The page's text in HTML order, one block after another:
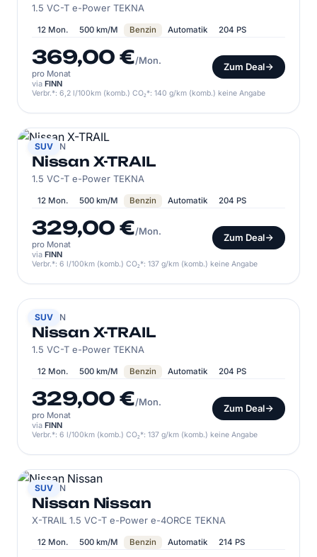
1.5 VC-T e-Power TEKNA
12 Mon. 500 km/M Benzin Automatik 204 PS
369,00 €/Mon.
pro Monat
Zum Deal
via FINN
Verbr.*: 6,2 l/100km (komb.) CO₂*: 140 g/km (komb.) keine Angabe
SUV
NISSAN
Nissan X-TRAIL
1.5 VC-T e-Power TEKNA
12 Mon. 500 km/M Benzin Automatik 204 PS
329,00 €/Mon.
pro Monat
Zum Deal
via FINN
Verbr.*: 6 l/100km (komb.) CO₂*: 137 g/km (komb.) keine Angabe
SUV
NISSAN
Nissan X-TRAIL
1.5 VC-T e-Power TEKNA
12 Mon. 500 km/M Benzin Automatik 204 PS
329,00 €/Mon.
pro Monat
Zum Deal
via FINN
Verbr.*: 6 l/100km (komb.) CO₂*: 137 g/km (komb.) keine Angabe
SUV
NISSAN
Nissan Nissan
X-TRAIL 1.5 VC-T e-Power e-4ORCE TEKNA
12 Mon. 500 km/M Benzin Automatik 214 PS